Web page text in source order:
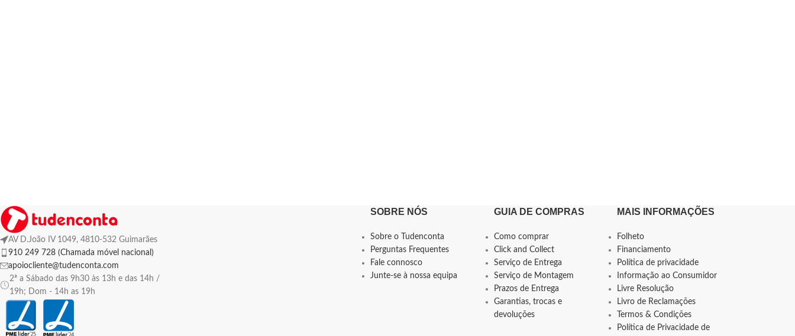
AV D.João IV 1049, 4810-532 Guimarães
910 249 728 (Chamada móvel nacional)
apoiocliente@tudenconta.com
2ª a Sábado das 9h30 às 13h e das 14h /
19h; Dom - 14h as 19h
SOBRE NÓS
Sobre o Tudenconta
Perguntas Frequentes
Fale connosco
Junte-se à nossa equipa
GUIA DE COMPRAS
Como comprar
Click and Collect
Serviço de Entrega
Serviço de Montagem
Prazos de Entrega
Garantias, trocas e
devoluções
MAIS INFORMAÇÕES
Folheto
Financiamento
Política de privacidade
Informação ao Consumidor
Livre Resolução
Livro de Reclamações
Termos & Condições
Política de Privacidade de